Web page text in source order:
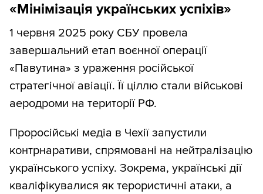
«Мінімізація українських успіхів»
1 червня 2025 року СБУ провела
завершальний етап воєнної операції
«Павутина» з ураження російської
стратегічної авіації. Її ціллю стали військові
аеродроми на території РФ.
Проросійські медіа в Чехії запустили
контрнаративи, спрямовані на нейтралізацію
українського успіху. Зокрема, українські дії
кваліфікувалися як терористичні атаки, а